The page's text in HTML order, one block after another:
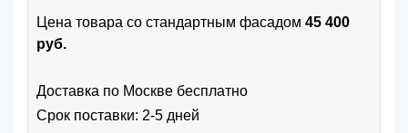
Цена товара cо стандартным фасадом 45 400
руб.
Доставка по Москве бесплатно
Срок поставки: 2-5 дней